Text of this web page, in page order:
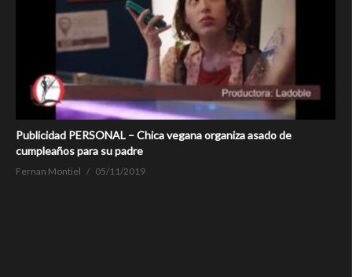
Publicidad PERSONAL – Chica vegana organiza asado de
cumpleaños para su padre
Fernan Montiel 05/11/2019